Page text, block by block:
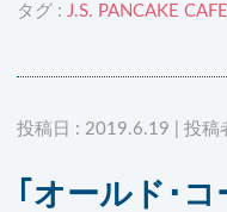
タグ : J.S. PANCAKE CAFE
投稿日 : 2019.6.19 | 投稿
｢オールド･コ